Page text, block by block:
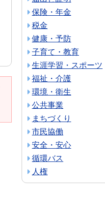
保険・年金
税金
健康・予防
子育て・教育
生涯学習・スポーツ
福祉・介護
環境・衛生
公共事業
まちづくり
市民協働
安全・安心
循環バス
人権